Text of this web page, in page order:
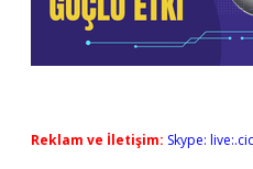
Reklam ve İletişim: Skype: